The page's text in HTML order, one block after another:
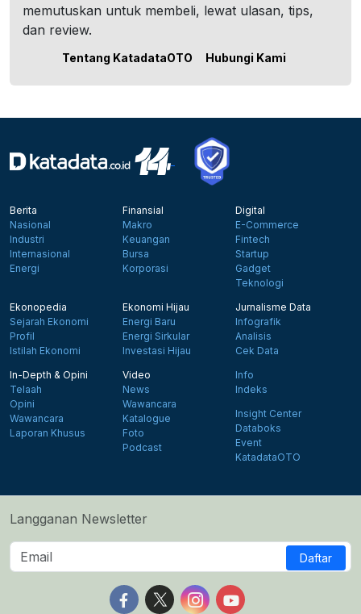
memutuskan untuk membeli, lewat ulasan, tips,
dan review.
Tentang KatadataOTO Hubungi Kami
Berita
Nasional
Industri
Internasional
Energi
Finansial
Makro
Keuangan
Bursa
Korporasi
Digital
E-Commerce
Fintech
Startup
Gadget
Teknologi
Ekonopedia
Sejarah Ekonomi
Profil
Istilah Ekonomi
Ekonomi Hijau
Energi Baru
Energi Sirkular
Investasi Hijau
Jurnalisme Data
Infografik
Analisis
Cek Data
In-Depth & Opini
Telaah
Opini
Wawancara
Laporan Khusus
Video
News
Wawancara
Katalogue
Foto
Podcast
Info
Indeks
Insight Center
Databoks
Event
KatadataOTO
Langganan Newsletter
Daftar
Follow us on Facebook
Follow us on X
Follow us on Instagram
Follow us on